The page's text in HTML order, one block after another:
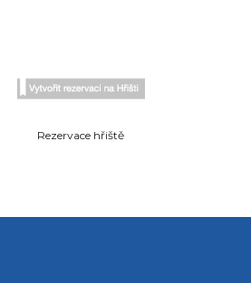
Rezervace hřiště